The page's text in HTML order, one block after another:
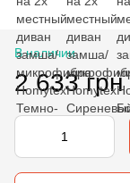
В наличии
2 633 грн